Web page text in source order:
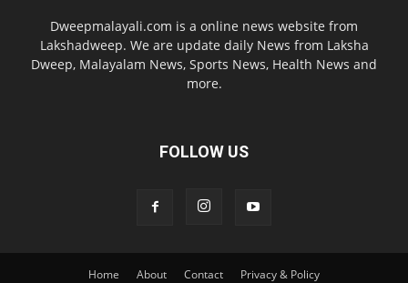
Dweepmalayali.com is a online news website from
Lakshadweep. We are update daily News from Laksha
Dweep, Malayalam News, Sports News, Health News and
more.
FOLLOW US
Home About Contact Privacy & Policy